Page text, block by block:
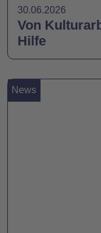
30.06.2026
Von
Hilfe
News